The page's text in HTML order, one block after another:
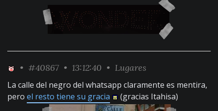
• #40867 • 13:12:40 • Lugares
La calle del negro del whatsapp claramente es mentira,
pero el resto tiene su gracia (gracias Itahisa)